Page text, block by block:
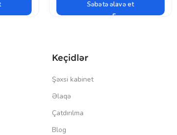
Səbətə əlavə et
Keçidlər
Şəxsi kabinet
Əlaqə
Çatdırılma
Blog